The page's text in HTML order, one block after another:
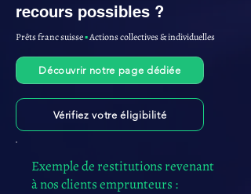
recours possibles ?
Prêts franc suisse▪︎Actions collectives & individuelles
Découvrir notre page dédiée
Vérifiez votre éligibilité
Exemple de restitutions revenant
à nos clients emprunteurs :